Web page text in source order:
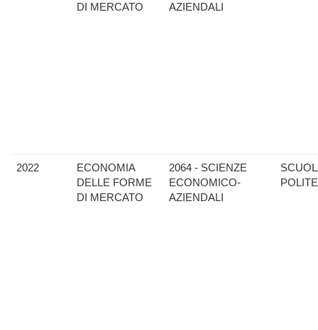
DI MERCATO
AZIENDALI
2022
ECONOMIA
DELLE FORME
DI MERCATO
2064 - SCIENZE
ECONOMICO-
AZIENDALI